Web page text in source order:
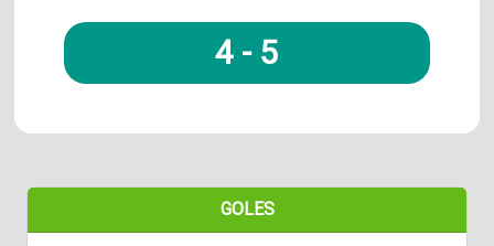
4 - 5
GOLES